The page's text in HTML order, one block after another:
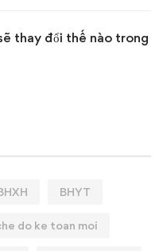
thay đổi thế nào trong
BHYT
do ke toan moi